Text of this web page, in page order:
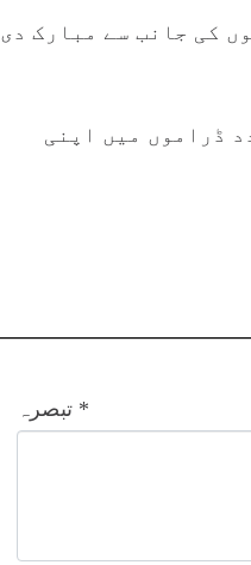
کی جانب سے مبارک دی
ڈراموں میں اپنی
تبصرہ *